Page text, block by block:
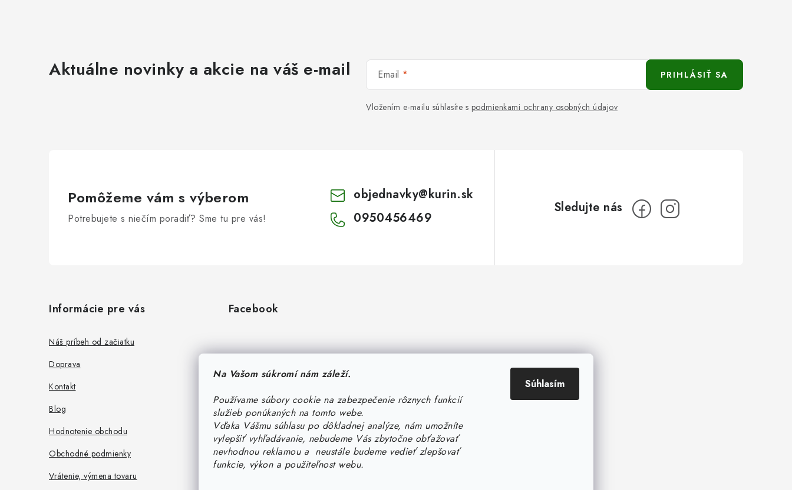
Na Vašom súkromí nám záleží.
Používame súbory cookie na zabezpečenie rôznych funkcií
služieb ponúkaných na tomto webe.
Vďaka Vášmu súhlasu po dôkladnej analýze, nám umožníte
vylepšiť vyhľadávanie, nebudeme Vás zbytočne obťažovať
nevhodnou reklamou a neustále budeme vedieť zlepšovať
funkcie, výkon a použiteľnost webu.
Súhlasím
Aktuálne novinky a akcie na váš e-mail Email
Vložením e-mailu súhlasíte s podmienkami ochrany osobných údajov
PRIHLÁSIŤ SA
Pomôžeme vám s výberom
Potrebujete s niečím poradiť? Sme tu pre vás!
objednavky@kurin.sk
0950456469
Informácie pre vás
Náš príbeh od začiatku
Doprava
Kontakt
Blog
Hodnotenie obchodu
Obchodné podmienky
Vrátenie, výmena tovaru
Facebook